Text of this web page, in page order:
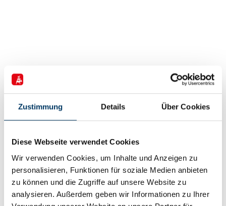
Zustimmung Details Über Cookies
Diese Webseite verwendet Cookies
Wir verwenden Cookies, um Inhalte und Anzeigen zu
personalisieren, Funktionen für soziale Medien anbieten
zu können und die Zugriffe auf unsere Website zu
analysieren. Außerdem geben wir Informationen zu Ihrer
6. Dezember 2024
KI in der praktischen Anwendung – ein
Blick in die Bremer Branchen
(Bild: © WFB/Rathke) Künstliche Intelligenz (KI) dringt
ein in unsere Autos, Zahnbürsten, Produktionsanlagen
und Büros. Wo ist sie schon Unternehmensalltag?
Beispiele für KI in der Anwendung.